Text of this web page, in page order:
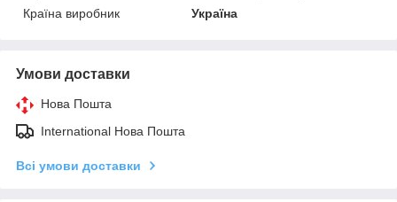
Країна виробник
Україна
Умови доставки
Нова Пошта
International Нова Пошта
Всі умови доставки